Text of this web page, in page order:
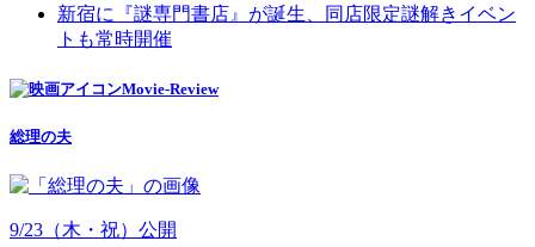
新宿に『謎専門書店』が誕生、同店限定謎解きイベン
トも常時開催
Movie-Review
総理の夫
9/23（木・祝）公開